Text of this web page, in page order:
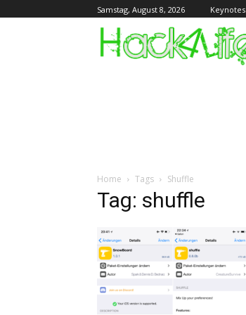
Samstag, August 8, 2026 Keynotes
Home Tags Shuffle
Tag: shuffle